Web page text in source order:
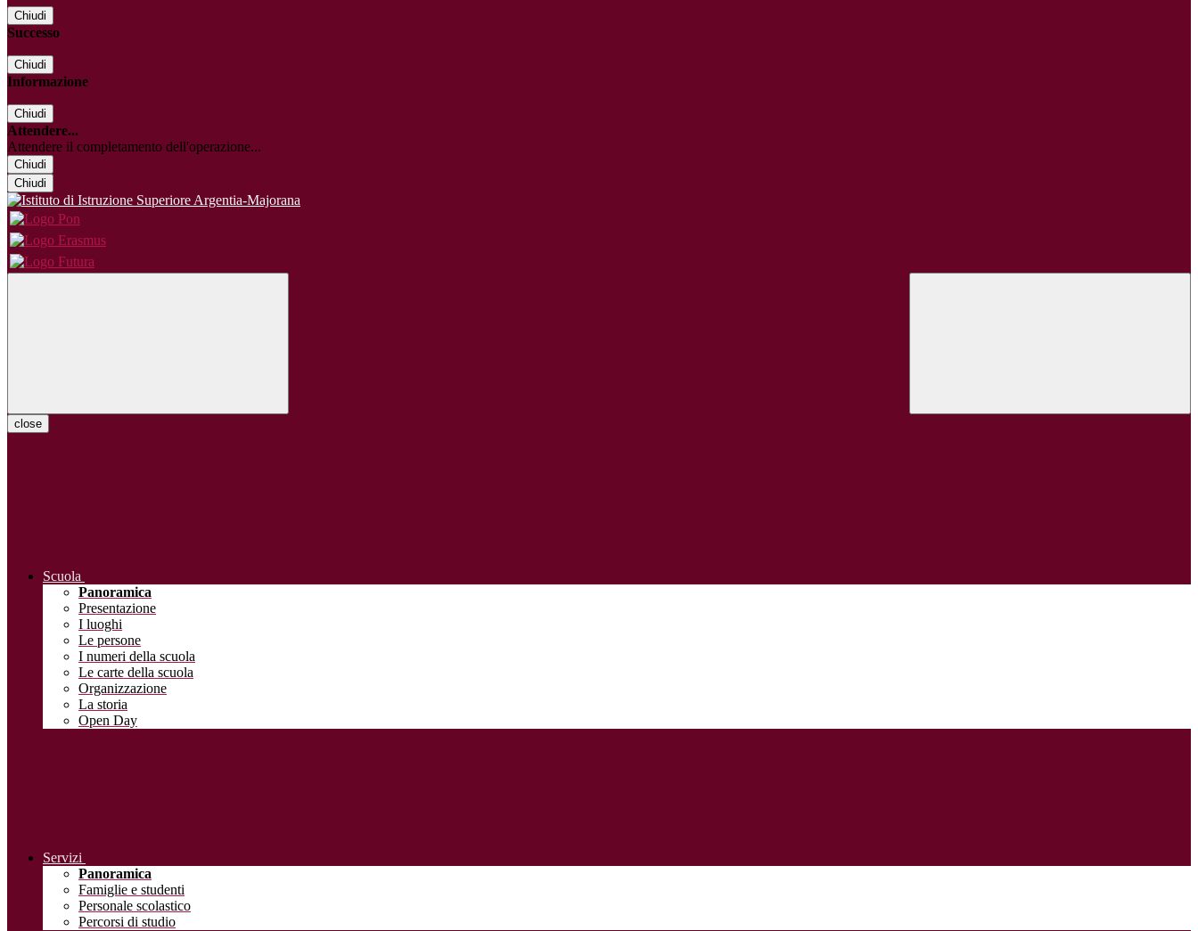
Chiudi
Successo
Chiudi
Informazione
Chiudi
Attendere...
Attendere il completamento dell'operazione...
Chiudi
Chiudi
close
Scuola
Panoramica
Presentazione
I luoghi
Le persone
I numeri della scuola
Le carte della scuola
Organizzazione
La storia
Open Day
Servizi
Panoramica
Famiglie e studenti
Personale scolastico
Percorsi di studio